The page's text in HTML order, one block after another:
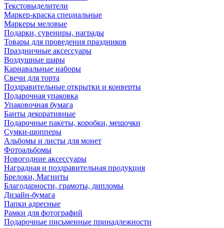
Текстовыделители
Маркер-краска специальные
Маркеры меловые
Подарки, сувениры, награды
Товары для проведения праздников
Праздничные аксессуары
Воздушные шары
Карнавальные наборы
Свечи для торта
Поздравительные открытки и конверты
Подарочная упаковка
Упаковочная бумага
Банты декоративные
Подарочные пакеты, коробки, мешочки
Сумки-шопперы
Альбомы и листы для монет
Фотоальбомы
Новогодние аксессуары
Наградная и поздравительная продукция
Брелоки, Магниты
Благодарности, грамоты, дипломы
Дизайн-бумага
Папки адресные
Рамки для фотографий
Подарочные письменные принадлежности